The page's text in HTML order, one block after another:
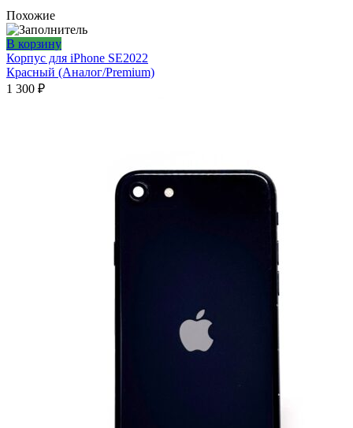
Похожие
В корзину
Корпус для iPhone SE2022
Красный (Аналог/Premium)
1 300 ₽